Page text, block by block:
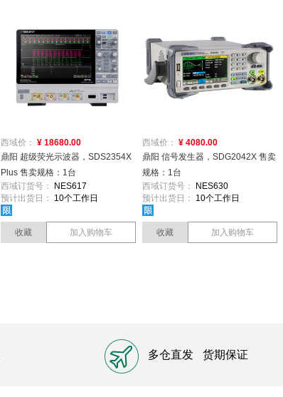
西域价： ¥ 18680.00
鼎阳 超级荧光示波器，SDS2354X
Plus 售卖规格：1台
西域订货号：
NES617
预计出货日：
10个工作日
收藏 加入购物车
西域价： ¥ 4080.00
鼎阳 信号发生器，SDG2042X 售卖
规格：1台
西域订货号：
NES630
预计出货日：
10个工作日
收藏 加入购物车
多仓直发 货期保证